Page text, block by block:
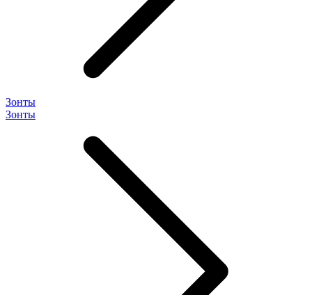
Зонты
Зонты